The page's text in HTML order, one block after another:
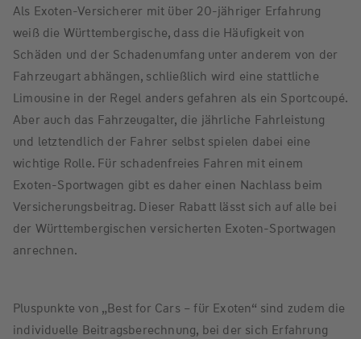
Als Exoten-Versicherer mit über 20-jähriger Erfahrung
weiß die Württembergische, dass die Häufigkeit von
Schäden und der Schadenumfang unter anderem von der
Fahrzeugart abhängen, schließlich wird eine stattliche
Limousine in der Regel anders gefahren als ein Sportcoupé.
Aber auch das Fahrzeugalter, die jährliche Fahrleistung
und letztendlich der Fahrer selbst spielen dabei eine
wichtige Rolle. Für schadenfreies Fahren mit einem
Exoten-Sportwagen gibt es daher einen Nachlass beim
Versicherungsbeitrag. Dieser Rabatt lässt sich auf alle bei
der Württembergischen versicherten Exoten-Sportwagen
anrechnen.
Pluspunkte von „Best for Cars – für Exoten“ sind zudem die
individuelle Beitragsberechnung, bei der sich Erfahrung